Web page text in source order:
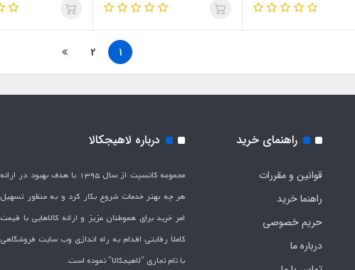
1
2
راهنمای خرید
قوانین و مقررات
راهنما خرید
حریم خصوصی
درباره ما
درباره لاهیجکالا
مجموعه کانسپت از سال 1395 با هدف بهبود در ارائه
هر چه بهتر خدمات شروع بکار کرد و به منظور تسهیل
امر خرید برای هموطنان عزیز و ارائه کالاهایی با قیمت
کاملاَ رقابتی اقدام به راه اندازی وب سایت فروشگاهی
با نام تجاری "لاهیج­کالا" نموده است.